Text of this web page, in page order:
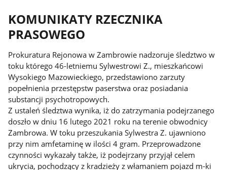
KOMUNIKATY RZECZNIKA
PRASOWEGO
Prokuratura Rejonowa w Zambrowie nadzoruje śledztwo w
toku którego 46-letniemu Sylwestrowi Z., mieszkańcowi
Wysokiego Mazowieckiego, przedstawiono zarzuty
popełnienia przestępstw paserstwa oraz posiadania
substancji psychotropowych.
Z ustaleń śledztwa wynika, iż do zatrzymania podejrzanego
doszło w dniu 16 lutego 2021 roku na terenie obwodnicy
Zambrowa. W toku przeszukania Sylwestra Z. ujawniono
przy nim amfetaminę w ilości 4 gram. Przeprowadzone
czynności wykazały także, iż podejrzany przyjął celem
ukrycia, pochodzący z kradzieży z włamaniem pojazd m-ki